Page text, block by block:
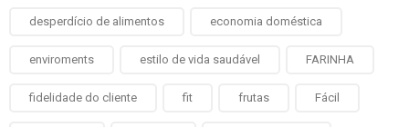
desperdício de alimentos economia doméstica
enviroments estilo de vida saudável FARINHA
fidelidade do cliente fit frutas Fácil